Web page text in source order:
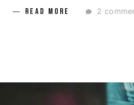
READ MORE 2